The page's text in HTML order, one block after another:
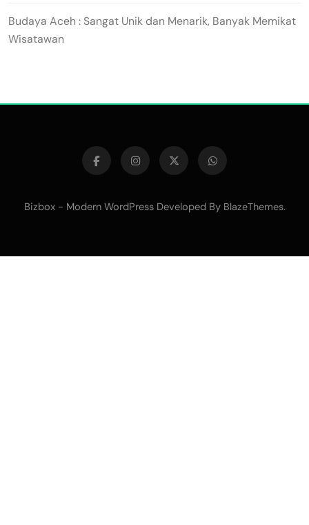
Budaya Aceh : Sangat Unik dan Menarik, Banyak Memikat
Wisatawan
Bizbox - Modern WordPress Developed By BlazeThemes.